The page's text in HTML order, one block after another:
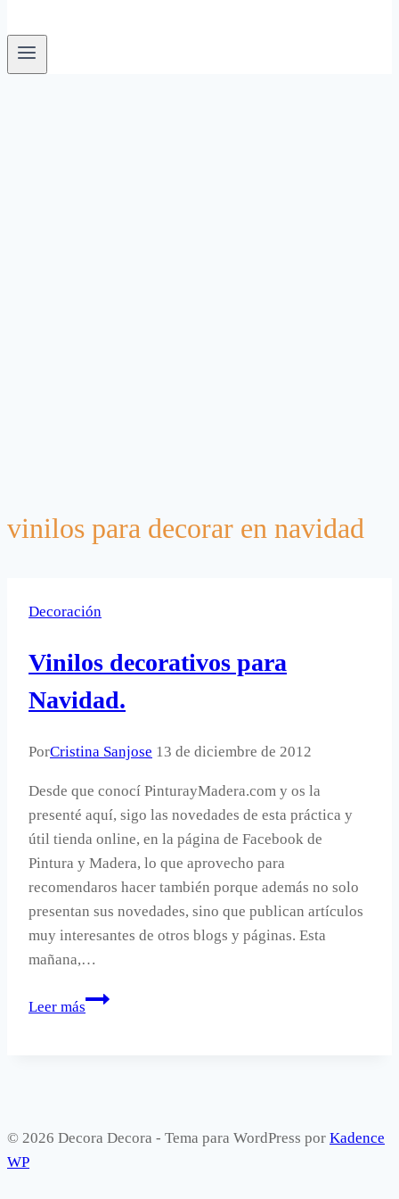
vinilos para decorar en navidad
Decoración
Vinilos decorativos para
Navidad.
PorCristina Sanjose 13 de diciembre de 2012
Desde que conocí PinturayMadera.com y os la
presenté aquí, sigo las novedades de esta práctica y
útil tienda online, en la página de Facebook de
Pintura y Madera, lo que aprovecho para
recomendaros hacer también porque además no solo
presentan sus novedades, sino que publican artículos
muy interesantes de otros blogs y páginas. Esta
mañana,…
Leer más
Vinilos
© 2026 Decora Decora - Tema para WordPress por Kadence
WP